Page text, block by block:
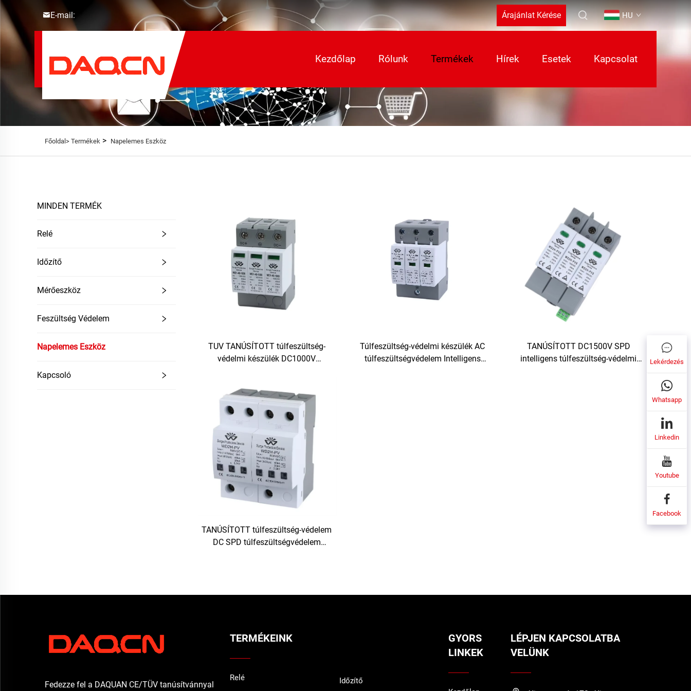
E-mail: Árajánlat Kérése HU
Kezdőlap Rólunk Termékek Hírek Esetek Kapcsolat
Főoldal> Termékek > Napelemes Eszköz
MINDEN TERMÉK
Relé
Időzítő
Mérőeszköz
Feszültség Védelem
Napelemes Eszköz
Kapcsoló
TUV TANÚSÍTOTT túlfeszültség-
védelmi készülék DC1000V
Túlfeszültség-védelmi készülék AC
túlfeszültségvédelem Intelligens
TANÚSÍTOTT DC1500V SPD
intelligens túlfeszültség-védelmi
TANÚSÍTOTT túlfeszültség-védelem
DC SPD túlfeszültségvédelem
Lekérdezés
Whatsapp
Linkedin
Youtube
Facebook
Fedezze fel a DAQUAN CE/TÜV tanúsítvánnyal
TERMÉKEINK
Relé Időzítő
GYORS
LINKEK
LÉPJEN KAPCSOLATBA
VELÜNK